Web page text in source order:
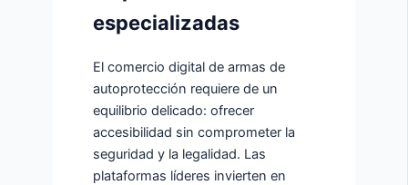
especializadas
El comercio digital de armas de
autoprotección requiere de un
equilibrio delicado: ofrecer
accesibilidad sin comprometer la
seguridad y la legalidad. Las
plataformas líderes invierten en